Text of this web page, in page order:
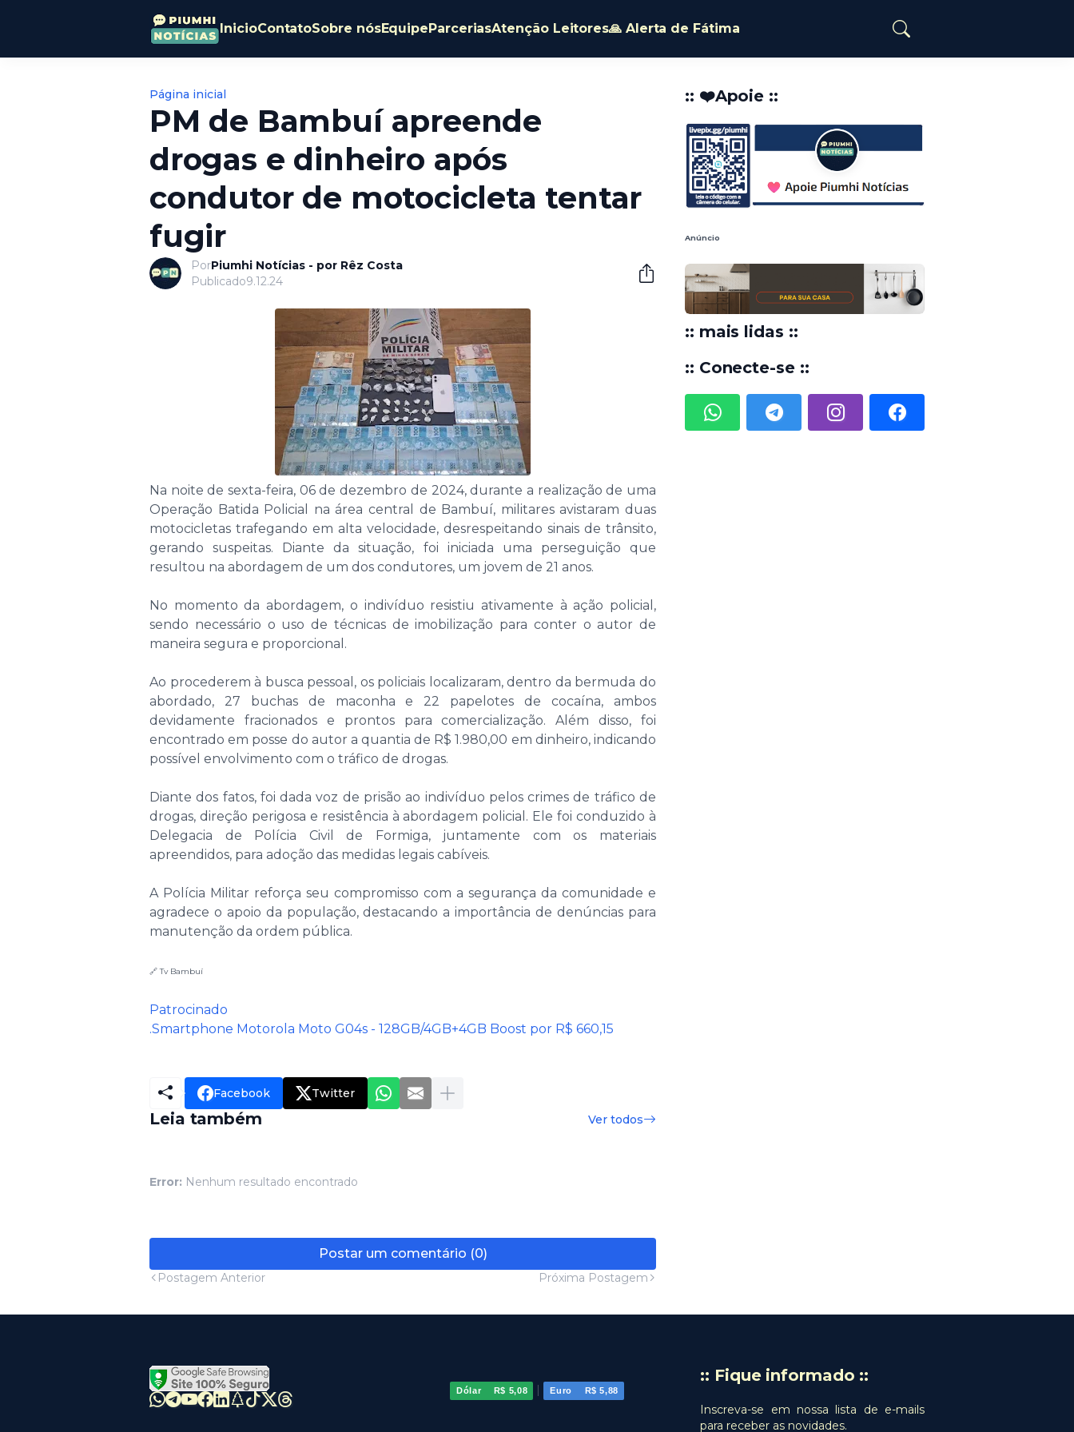
InicioContatoSobre nósEquipeParceriasAtenção Leitores🙏 Alerta de Fátima
Página inicial
PM de Bambuí apreende
drogas e dinheiro após
condutor de motocicleta tentar
fugir
PorPiumhi Notícias - por Rêz Costa
Publicado9.12.24
Na noite de sexta-feira, 06 de dezembro de 2024, durante a realização de uma
Operação Batida Policial na área central de Bambuí, militares avistaram duas
motocicletas trafegando em alta velocidade, desrespeitando sinais de trânsito,
gerando suspeitas. Diante da situação, foi iniciada uma perseguição que
resultou na abordagem de um dos condutores, um jovem de 21 anos.
No momento da abordagem, o indivíduo resistiu ativamente à ação policial,
sendo necessário o uso de técnicas de imobilização para conter o autor de
maneira segura e proporcional.
Ao procederem à busca pessoal, os policiais localizaram, dentro da bermuda do
abordado, 27 buchas de maconha e 22 papelotes de cocaína, ambos
devidamente fracionados e prontos para comercialização. Além disso, foi
encontrado em posse do autor a quantia de R$ 1.980,00 em dinheiro, indicando
possível envolvimento com o tráfico de drogas.
Diante dos fatos, foi dada voz de prisão ao indivíduo pelos crimes de tráfico de
drogas, direção perigosa e resistência à abordagem policial. Ele foi conduzido à
Delegacia de Polícia Civil de Formiga, juntamente com os materiais
apreendidos, para adoção das medidas legais cabíveis.
A Polícia Militar reforça seu compromisso com a segurança da comunidade e
agradece o apoio da população, destacando a importância de denúncias para
manutenção da ordem pública.
🔗 Tv Bambuí
Patrocinado
.Smartphone Motorola Moto G04s - 128GB/4GB+4GB Boost por R$ 660,15
Facebook Twitter
Leia também Ver todos
Error: Nenhum resultado encontrado
Postar um comentário (0)
Postagem Anterior Próxima Postagem
:: ❤️Apoie ::
Anúncio
:: mais lidas ::
:: Conecte-se ::
Dólar R$ 5,08 | Euro R$ 5,88
:: Fique informado ::
Inscreva-se em nossa lista de e-mails
para receber as novidades.